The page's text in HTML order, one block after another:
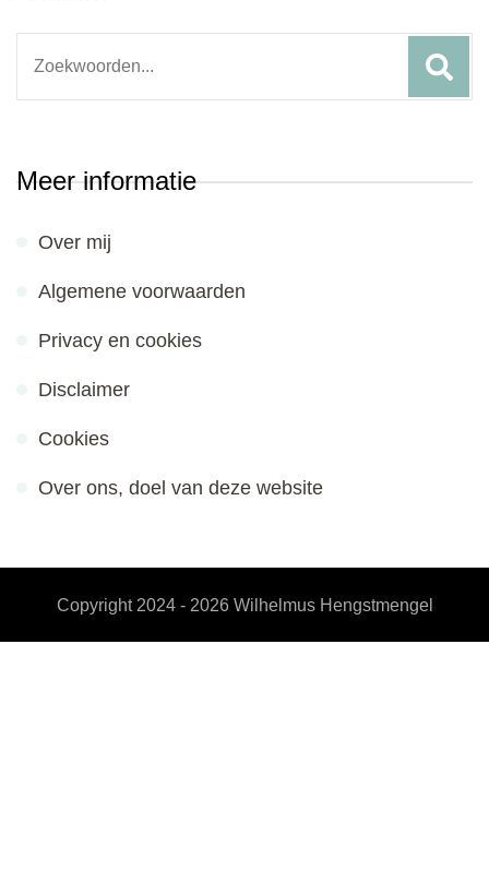
Meer informatie
Over mij
Algemene voorwaarden
Privacy en cookies
Disclaimer
Cookies
Over ons, doel van deze website
Copyright 2024 - 2026 Wilhelmus Hengstmengel